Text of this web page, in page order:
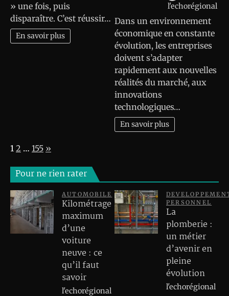
» une fois, puis
disparaître. C’est réussir…
En savoir plus
l'echorégional
Dans un environnement
économique en constante
évolution, les entreprises
doivent s’adapter
rapidement aux nouvelles
réalités du marché, aux
innovations
technologiques…
En savoir plus
Page:
1 2 … 155 Next
»
Pour ne rien rater
AUTOMOBILE
Kilométrage
maximum
d’une
voiture
neuve : ce
qu’il faut
savoir
l'echorégional
PERSONNEL
La
plomberie :
un métier
d’avenir en
pleine
évolution
l'echorégional